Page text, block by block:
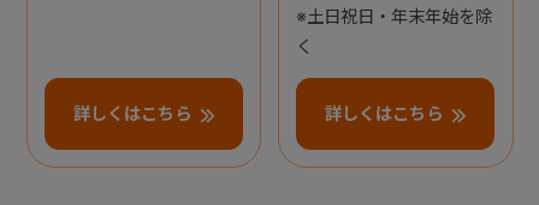
詳しくはこちら
※土日祝日・年末年始を除
く
詳しくはこちら